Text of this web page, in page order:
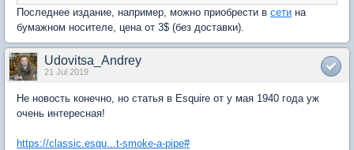
Последнее издание, например, можно приобрести в сети на
бумажном носителе, цена от 3$ (без доставки).
Udovitsa_Andrey
21 Jul 2019
Не новость конечно, но статья в Esquire от у мая 1940 года уж
очень интересная!
https://classic.esqu...t-smoke-a-pipe#